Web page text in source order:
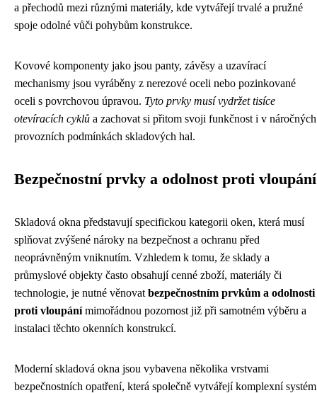
a přechodů mezi různými materiály, kde vytvářejí trvalé a pružné
spoje odolné vůči pohybům konstrukce.
Kovové komponenty jako jsou panty, závěsy a uzavírací
mechanismy jsou vyráběny z nerezové oceli nebo pozinkované
oceli s povrchovou úpravou. Tyto prvky musí vydržet tisíce
otevíracích cyklů a zachovat si přitom svoji funkčnost i v náročných
provozních podmínkách skladových hal.
Bezpečnostní prvky a odolnost proti vloupání
Skladová okna představují specifickou kategorii oken, která musí
splňovat zvýšené nároky na bezpečnost a ochranu před
neoprávněným vniknutím. Vzhledem k tomu, že sklady a
průmyslové objekty často obsahují cenné zboží, materiály či
technologie, je nutné věnovat bezpečnostním prvkům a odolnosti
proti vloupánímimořádnou pozornost již při samotném výběru a
instalaci těchto okenních konstrukcí.
Moderní skladová okna jsou vybavena několika vrstvami
bezpečnostních opatření, která společně vytvářejí komplexní systém